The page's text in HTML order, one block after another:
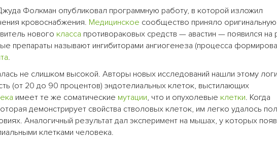
Фолкман опубликовал программную работу, в которой изложил
кровоснабжения. Медицинское сообщество приняло оригинальную
нового класса противораковых средств — авастин — появился на
препараты называют ингибиторами ангиогенеза (процесса
.
не слишком высокой. Авторы новых исследований нашли этому
(от 20 до 90 процентов) эндотелиальных клеток, выстилающих
имеет те же соматические мутации, что и опухолевые клетки. Когда
демонстрирует свойства стволовых клеток, им легко удалось
Аналогичный результат дал эксперимент на мышах, у которых
клетками человека.